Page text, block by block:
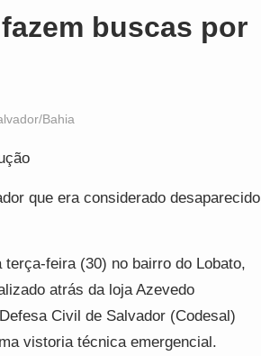
buscas por
Bahia
que era considerado desaparecido
feira (30) no bairro do Lobato,
atrás da loja Azevedo
Civil de Salvador (Codesal)
vistoria técnica emergencial.